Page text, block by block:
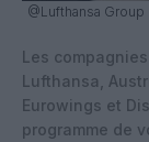
@Lufthansa Group
Les
Lufthansa,
Eurowings et
programme de